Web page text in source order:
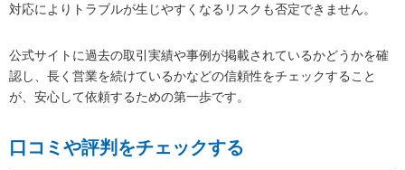
対応によりトラブルが生じやすくなるリスクも否定できません。
公式サイトに過去の取引実績や事例が掲載されているかどうかを確
認し、長く営業を続けているかなどの信頼性をチェックすること
が、安心して依頼するための第一歩です。
口コミや評判をチェックする